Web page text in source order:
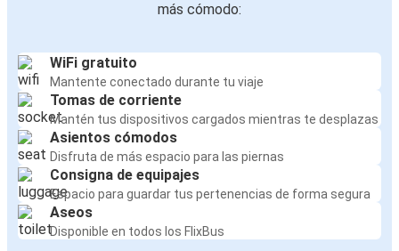
más cómodo:
WiFi gratuito
Mantente conectado durante tu viaje
Tomas de corriente
Mantén tus dispositivos cargados mientras te desplazas
Asientos cómodos
Disfruta de más espacio para las piernas
Consigna de equipajes
Espacio para guardar tus pertenencias de forma segura
Aseos
Disponible en todos los FlixBus